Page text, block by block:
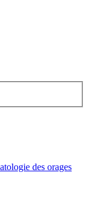
des orages